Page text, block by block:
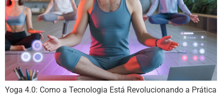
Yoga 4.0: Como a Tecnologia Está Revolucionando a Prática